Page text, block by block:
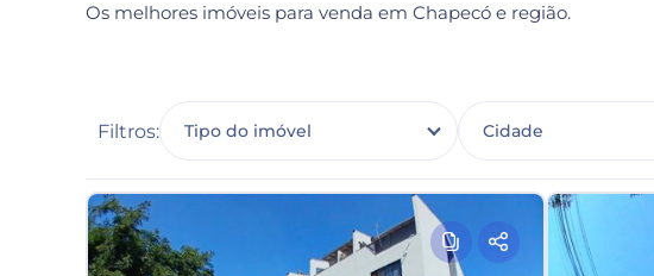
Os melhores imóveis para venda em Chapecó e região.
Filtros: Tipo do imóvel Cidade